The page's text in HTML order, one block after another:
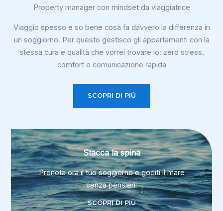
Property manager con mindset da viaggiatrice
Viaggio spesso e so bene cosa fa davvero la differenza in
un soggiorno. Per questo gestisco gli appartamenti con la
stessa cura e qualità che vorrei trovare io: zero stress,
comfort e comunicazione rapida
SCOPRI DI PIÙ
Stacca la spina
Prenota ora il tuo soggiorno e goditi il mare
senza pensieri!
SCOPRI DI PIÙ